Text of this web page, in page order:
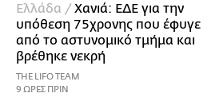
Ελλάδα /Χανιά: ΕΔΕ για την
υπόθεση 75χρονης που έφυγε
από το αστυνομικό τμήμα και
βρέθηκε νεκρή
THE LIFO TEAM
9 ΩΡΕΣ ΠΡΙΝ